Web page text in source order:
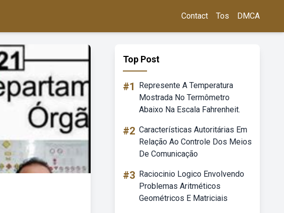
Contact Tos DMCA
Top Post
#1
Represente A Temperatura
Mostrada No Termômetro
Abaixo Na Escala Fahrenheit.
#2 Características Autoritárias Em
Relação Ao Controle Dos Meios
De Comunicação
#3 Raciocinio Logico Envolvendo
Problemas Aritméticos
Geométricos E Matriciais